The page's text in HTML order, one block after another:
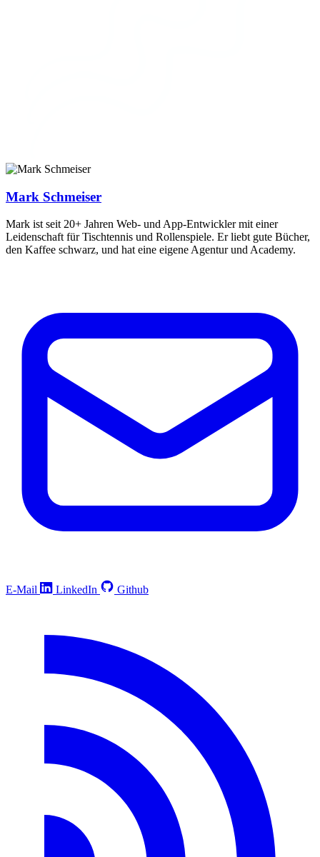
Mark Schmeiser
Mark ist seit 20+ Jahren Web- und App-Entwickler mit einer
Leidenschaft für Tischtennis und Rollenspiele. Er liebt gute Bücher,
den Kaffee schwarz, und hat eine eigene Agentur und Academy.
E-Mail LinkedIn Github